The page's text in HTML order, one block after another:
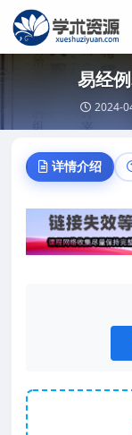
易经
2024-
详情介绍